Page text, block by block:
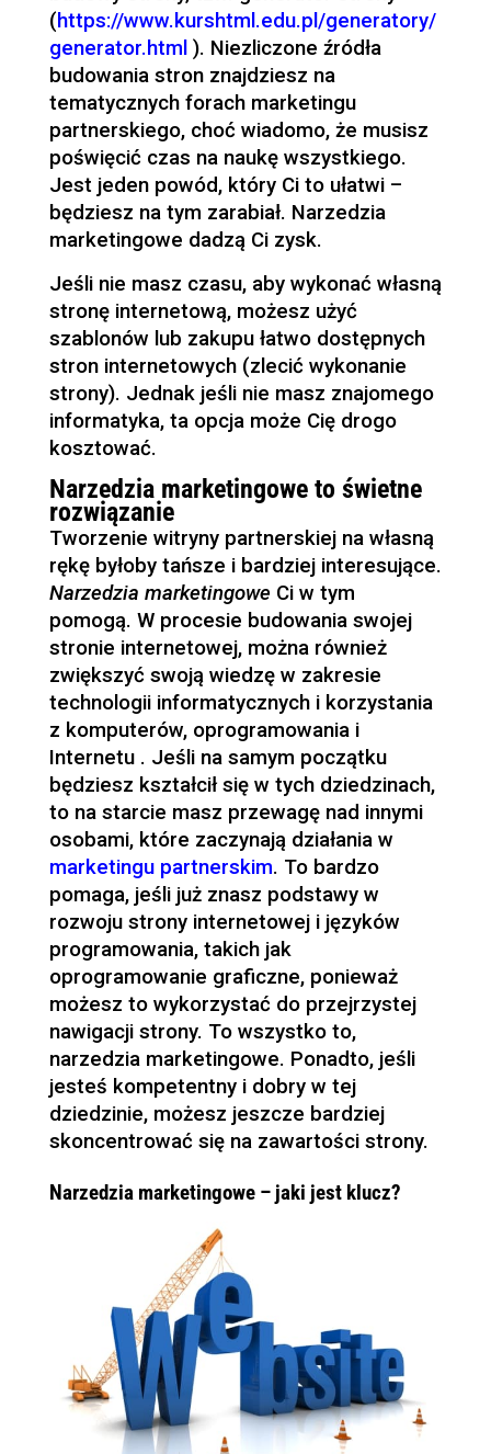
(https://www.kurshtml.edu.pl/generatory/
generator.html). Niezliczone źródła
budowania stron znajdziesz na
tematycznych forach marketingu
partnerskiego, choć wiadomo, że musisz
poświęcić czas na naukę wszystkiego.
Jest jeden powód, który Ci to ułatwi –
będziesz na tym zarabiał. Narzedzia
marketingowe dadzą Ci zysk.
Jeśli nie masz czasu, aby wykonać własną
stronę internetową, możesz użyć
szablonów lub zakupu łatwo dostępnych
stron internetowych (zlecić wykonanie
strony). Jednak jeśli nie masz znajomego
informatyka, ta opcja może Cię drogo
kosztować.
Narzedzia marketingowe to świetne
rozwiązanie
Tworzenie witryny partnerskiej na własną
rękę byłoby tańsze i bardziej interesujące.
Narzedzia marketingowe Ci w tym
pomogą. W procesie budowania swojej
stronie internetowej, można również
zwiększyć swoją wiedzę w zakresie
technologii informatycznych i korzystania
z komputerów, oprogramowania i
Internetu . Jeśli na samym początku
będziesz kształcił się w tych dziedzinach,
to na starcie masz przewagę nad innymi
osobami, które zaczynają działania w
marketingu partnerskim. To bardzo
pomaga, jeśli już znasz podstawy w
rozwoju strony internetowej i języków
programowania, takich jak
oprogramowanie graficzne, ponieważ
możesz to wykorzystać do przejrzystej
nawigacji strony. To wszystko to,
narzedzia marketingowe. Ponadto, jeśli
jesteś kompetentny i dobry w tej
dziedzinie, możesz jeszcze bardziej
skoncentrować się na zawartości strony.
Narzedzia marketingowe – jaki jest klucz?